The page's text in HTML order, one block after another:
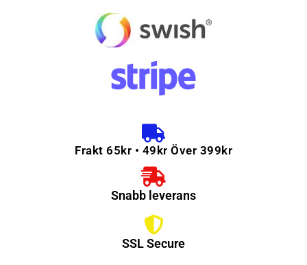
Frakt 65kr • 49kr Över 399kr
Snabb leverans
SSL Secure